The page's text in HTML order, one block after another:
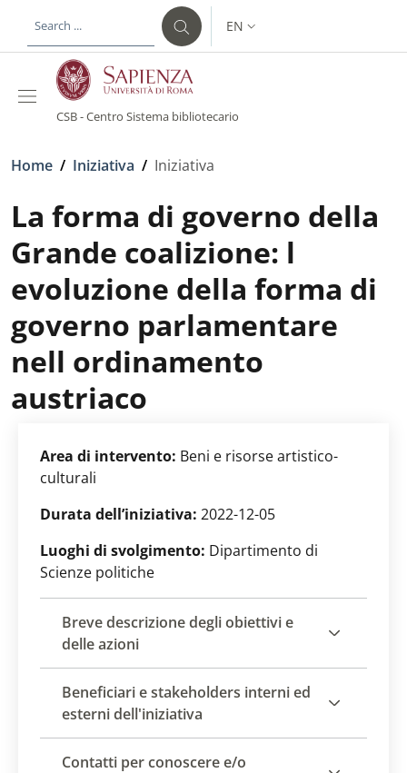
LANGUAGE SWITCHER:
EN
CSB - Centro Sistema bibliotecario
Breadcrumb
Home / Iniziativa / Iniziativa
La forma di governo della
Grande coalizione: l
evoluzione della forma di
governo parlamentare
nell ordinamento
austriaco
Area di intervento: Beni e risorse artistico-
culturali
Durata dell’iniziativa: 2022-12-05
Luoghi di svolgimento: Dipartimento di
Scienze politiche
Breve descrizione degli obiettivi e
delle azioni
Beneficiari e stakeholders interni ed
esterni dell'iniziativa
Contatti per conoscere e/o